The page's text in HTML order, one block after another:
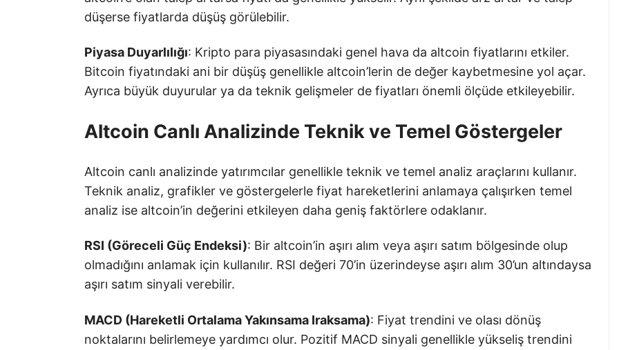
düşerse fiyatlarda düşüş görülebilir.
Piyasa Duyarlılığı: Kripto para piyasasındaki genel hava da altcoin fiyatlarını etkiler.
Bitcoin fiyatındaki ani bir düşüş genellikle altcoin’lerin de değer kaybetmesine yol açar.
Ayrıca büyük duyurular ya da teknik gelişmeler de fiyatları önemli ölçüde etkileyebilir.
Altcoin Canlı Analizinde Teknik ve Temel Göstergeler
Altcoin canlı analizinde yatırımcılar genellikle teknik ve temel analiz araçlarını kullanır.
Teknik analiz, grafikler ve göstergelerle fiyat hareketlerini anlamaya çalışırken temel
analiz ise altcoin’in değerini etkileyen daha geniş faktörlere odaklanır.
RSI (Göreceli Güç Endeksi): Bir altcoin’in aşırı alım veya aşırı satım bölgesinde olup
olmadığını anlamak için kullanılır. RSI değeri 70’in üzerindeyse aşırı alım 30’un altındaysa
aşırı satım sinyali verebilir.
MACD (Hareketli Ortalama Yakınsama Iraksama): Fiyat trendini ve olası dönüş
noktalarını belirlemeye yardımcı olur. Pozitif MACD sinyali genellikle yükseliş trendini